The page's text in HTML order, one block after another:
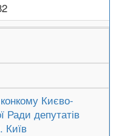
Києво-
Ради депутатів
Київ